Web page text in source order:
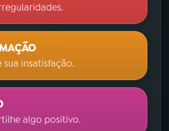
sua insatisfação.
algo positivo.